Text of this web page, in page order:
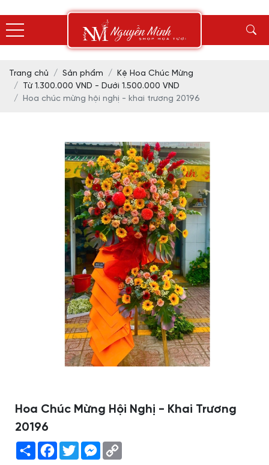
Trang chủ Sản phẩm
Kệ Hoa Chúc Mừng
Từ 1.300.000 VND - Dưới 1.500.000 VND
Hoa chúc mừng hội nghị - khai trương 20196
Hoa Chúc Mừng Hội Nghị - Khai Trương
20196
Share Facebook
TwitterMessenger